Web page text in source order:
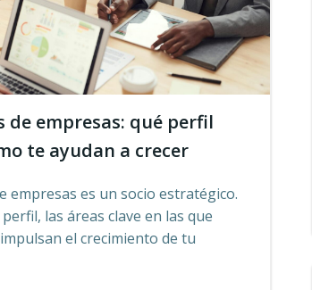
de empresas: qué perfil
te ayudan a crecer
empresas es un socio estratégico.
las áreas clave en las que
el crecimiento de tu